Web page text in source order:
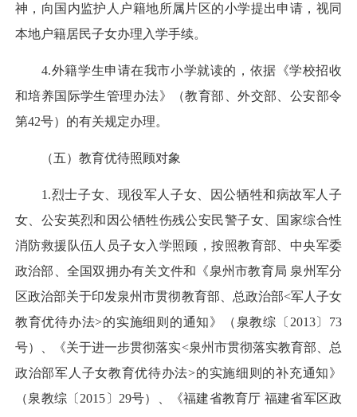
神，向国内监护人户籍地所属片区的小学提出申请，视同
本地户籍居民子女办理入学手续。
4.外籍学生申请在我市小学就读的，依据《学校招收
和培养国际学生管理办法》（教育部、外交部、公安部令
第42号）的有关规定办理。
（五）教育优待照顾对象
1.烈士子女、现役军人子女、因公牺牲和病故军人子
女、公安英烈和因公牺牲伤残公安民警子女、国家综合性
消防救援队伍人员子女入学照顾，按照教育部、中央军委
政治部、全国双拥办有关文件和《泉州市教育局 泉州军分
区政治部关于印发泉州市贯彻教育部、总政治部<军人子女
教育优待办法>的实施细则的通知》（泉教综〔2013〕73
号）、《关于进一步贯彻落实<泉州市贯彻落实教育部、总
政治部军人子女教育优待办法>的实施细则的补充通知》
（泉教综〔2015〕29号）、《福建省教育厅 福建省军区政